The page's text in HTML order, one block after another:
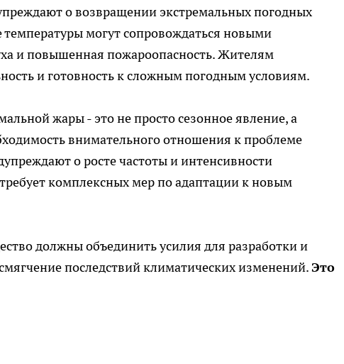
о возвращении экстремальных погодных
могут сопровождаться новыми
и повышенная пожароопасность. Жителям
и готовность к сложным погодным условиям.
жары - это не просто сезонное явление, а
внимательного отношения к проблеме
о росте частоты и интенсивности
комплексных мер по адаптации к новым
должны объединить усилия для разработки и
последствий климатических изменений.Это